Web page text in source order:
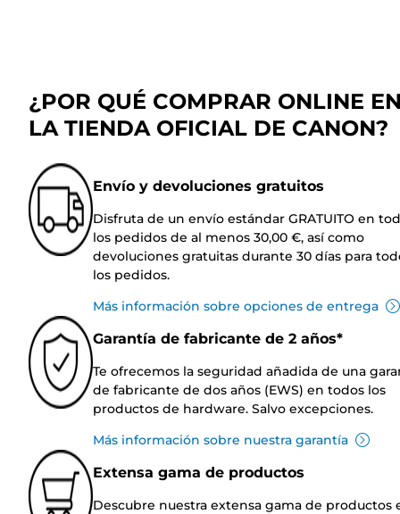
¿POR QUÉ COMPRAR ONLINE
LA TIENDA OFICIAL DE CANON?
Envío y devoluciones gratuitos
Disfruta de un envío estándar GRATUITO en
los pedidos de al menos 30,00 €, así como
devoluciones gratuitas durante 30 días para
los pedidos.
Más información sobre opciones de entrega
Garantía de fabricante de 2 años*
Te ofrecemos la seguridad añadida de una
de fabricante de dos años (EWS) en todos los
productos de hardware. Salvo excepciones.
Más información sobre nuestra garantía
Extensa gama de productos
Descubre nuestra extensa gama de productos